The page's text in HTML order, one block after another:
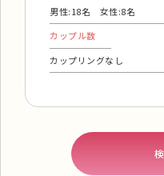
男性:18名 女性:8名
カップル数
カップリングなし